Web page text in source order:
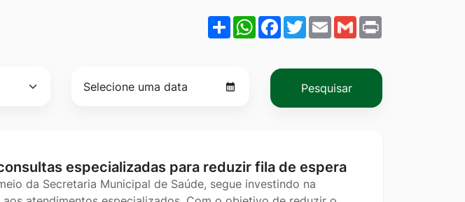
ShareWhatsApp
Facebook
Twitter
EmailGmail
Pesquisar
especializadas para reduzir fila de espera
da Secretaria Municipal de Saúde, segue investindo na